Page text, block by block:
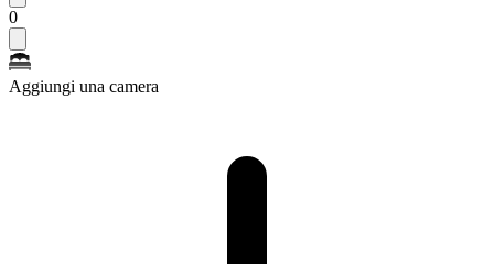
0
Aggiungi una camera